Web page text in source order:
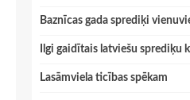
Baznīcas gada sprediķi
Ilgi gaidītais latviešu sprediķu
Lasāmviela ticības spēkam